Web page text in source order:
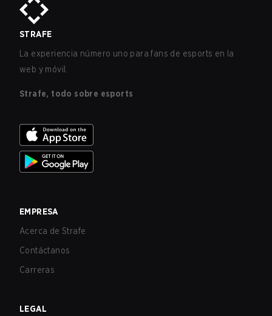
STRAFE
La experiencia número uno para fans de esports en la
web y móvil.
Strafe, todo sobre esports
EMPRESA
Acerca de Strafe
Contáctanos
Carreras
LEGAL